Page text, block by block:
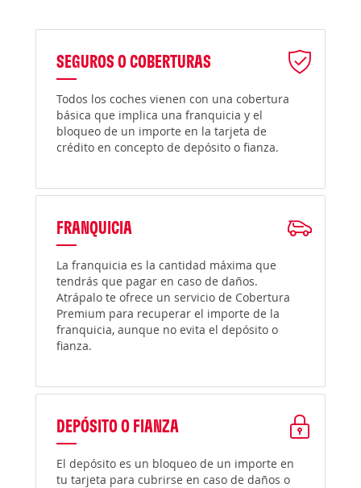
SEGUROS O COBERTURAS
Todos los coches vienen con una cobertura
básica que implica una franquicia y el
bloqueo de un importe en la tarjeta de
crédito en concepto de depósito o fianza.
FRANQUICIA
La franquicia es la cantidad máxima que
tendrás que pagar en caso de daños.
Atrápalo te ofrece un servicio de Cobertura
Premium para recuperar el importe de la
franquicia, aunque no evita el depósito o
fianza.
DEPÓSITO O FIANZA
El depósito es un bloqueo de un importe en
tu tarjeta para cubrirse en caso de daños o